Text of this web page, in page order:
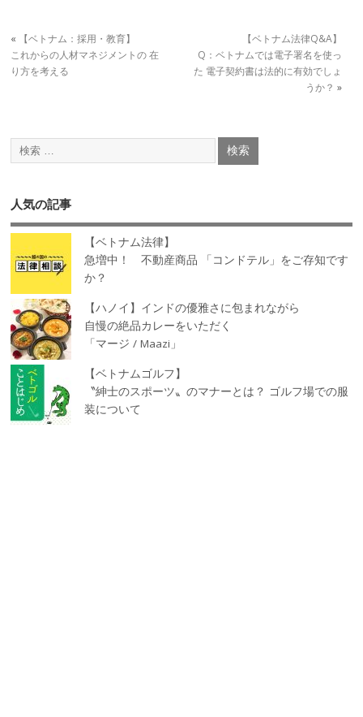
«
【ベトナム：採用・教育】
これからの人材マネジメントの 在
り方を考える
【ベトナム法律Q&A】
Q：ベトナムでは電子署名を使っ
た 電子契約書は法的に有効でしょ
うか？ »
人気の記事
【ベトナム法律】
急増中！ 不動産商品 「コンドテル」をご存知です
か？
【ハノイ】インドの優雅さに包まれながら
自慢の絶品カレーをいただく
「マージ / Maazi」
【ベトナムゴルフ】
〝紳士のスポーツ〟のマナーとは？ ゴルフ場での服
装について